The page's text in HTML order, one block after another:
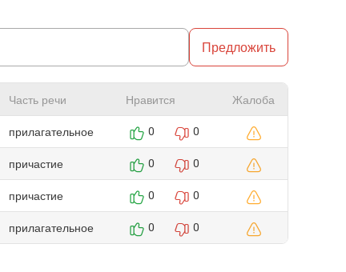
Предложить
Часть речи Нравится Жалоба
прилагательное 0 0
причастие 0 0
причастие 0 0
прилагательное 0 0